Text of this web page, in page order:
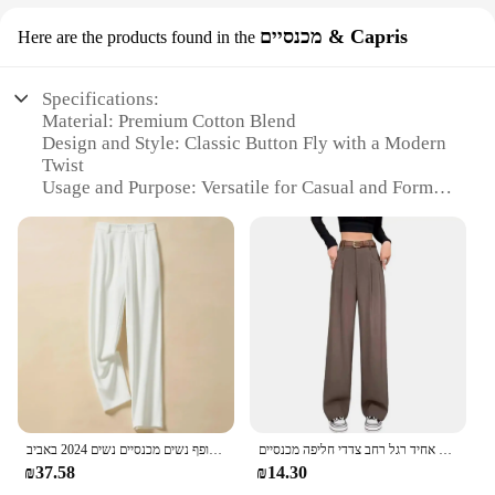
Here are the products found in the מכנסיים & Capris
Specifications:
Material: Premium Cotton Blend
Design and Style: Classic Button Fly with a Modern
Twist
Usage and Purpose: Versatile for Casual and Formal
Type and Category: Trendy Capris and Button Fly
Performance and Property: Durable and
Comfortable Fit
Parts and Accessories: None
Features:
**Timeless Elegance Meets Modern Comfort**
The Button Fly Capris and Jeans are a testament to
the enduring appeal of classic denim fashion.
Crafted from a premium cotton blend, these
garments offer a soft, breathable feel that's perfect
₪37.58 ₪14.30